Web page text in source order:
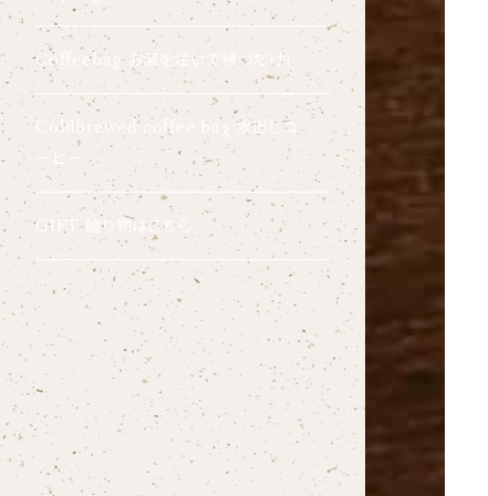
Coffeebag お湯を注いで待つだけ！
Coldbrewed coffee bag 水出しコ
ーヒー
GIFT 贈り物はこちら